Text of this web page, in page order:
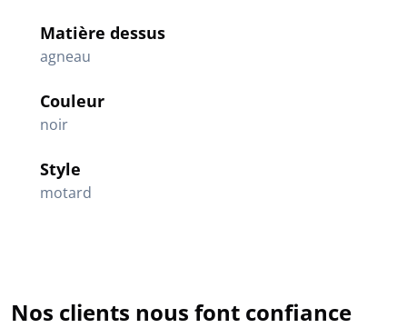
Matière dessus
agneau
Couleur
noir
Style
motard
Nos clients nous font confiance